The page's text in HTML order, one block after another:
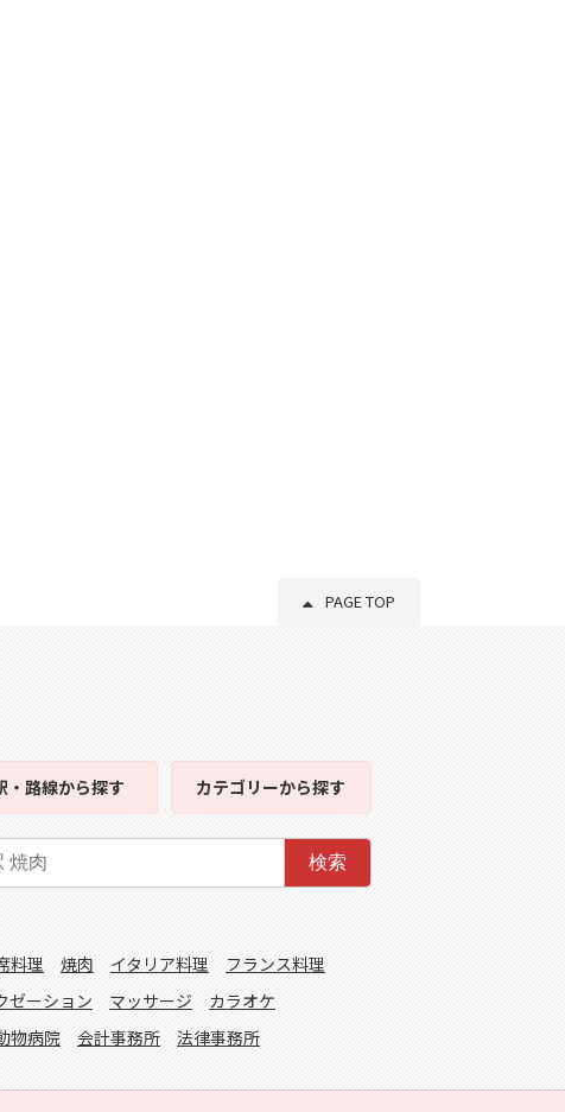
PAGE TOP
・路線から探す カテゴリーから探す
検索
料理 焼肉 イタリア料理
フランス料理
ゼーション マッサージ
カラオケ
物病院 会計事務所 法律事務所